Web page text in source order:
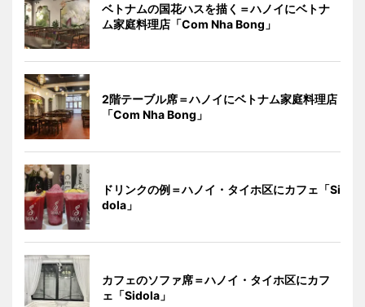
ベトナムの国花ハスを描く＝ハノイにベトナ
ム家庭料理店「Com Nha Bong」
2階テーブル席＝ハノイにベトナム家庭料理店
「Com Nha Bong」
ドリンクの例＝ハノイ・タイホ区にカフェ「Si
dola」
カフェのソファ席＝ハノイ・タイホ区にカフ
ェ「Sidola」